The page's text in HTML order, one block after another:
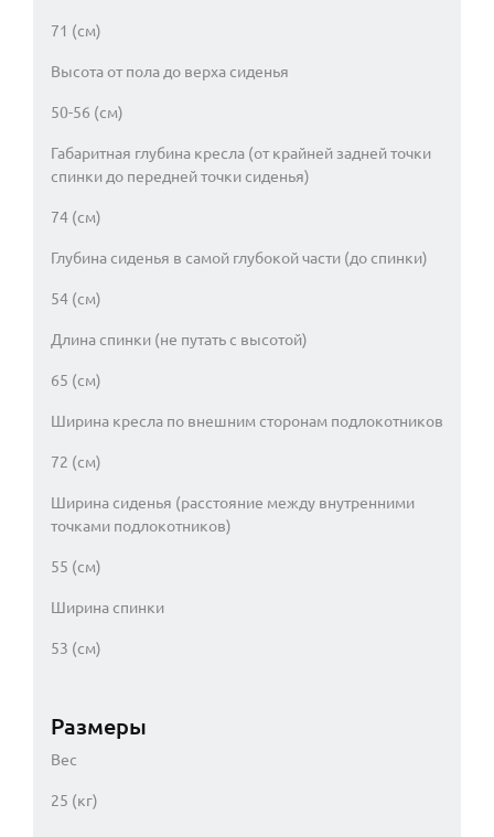
71 (см)
Высота от пола до верха сиденья
50-56 (см)
Габаритная глубина кресла (от крайней задней точки
спинки до передней точки сиденья)
74 (см)
Глубина сиденья в самой глубокой части (до спинки)
54 (см)
Длина спинки (не путать с высотой)
65 (см)
Ширина кресла по внешним сторонам подлокотников
72 (см)
Ширина сиденья (расстояние между внутренними
точками подлокотников)
55 (см)
Ширина спинки
53 (см)
Размеры
Вес
25 (кг)